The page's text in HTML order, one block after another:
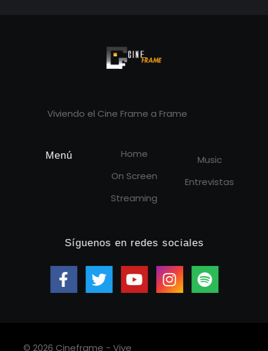
Viviendo el Cine Frame a Frame
Menú
Home
On Screen
Streaming
Music
Entrevistas
Síguenos en redes sociales
© 2026 Cineframe - Vive